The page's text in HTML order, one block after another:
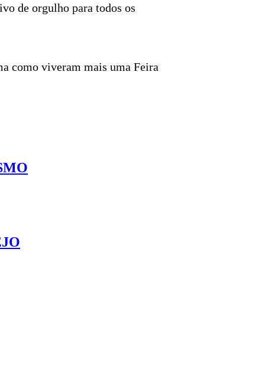
de orgulho para todos os
como viveram mais uma Feira